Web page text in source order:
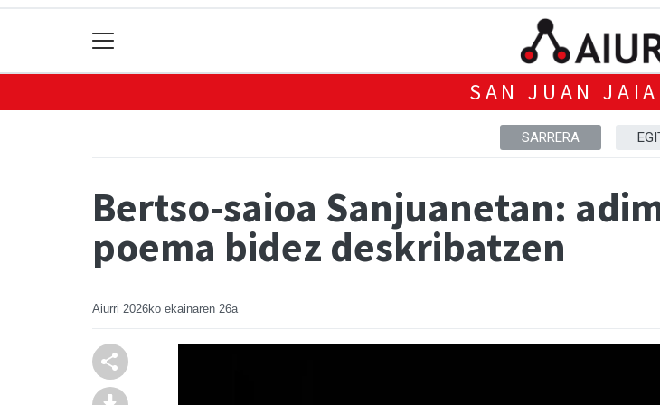
SAN JUAN
SARRERA
Bertso-saioa Sanjuanetan:
poema bidez deskribatzen
Aiurri 2026ko ekainaren 26a